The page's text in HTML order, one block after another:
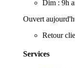
Dim : 9h
Ouvert
Retour
Services